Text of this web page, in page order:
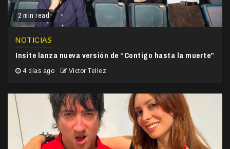
2 min read
NOTICIAS
Insite lanza nueva versión de “Contigo hasta la muerte”
4 días ago Victor Tellez